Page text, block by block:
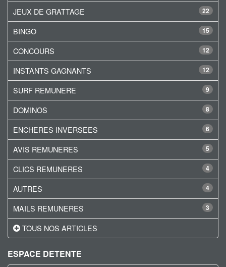
22
JEUX DE GRATTAGE
15
BINGO
12
CONCOURS
12
INSTANTS GAGNANTS
9
SURF REMUNERE
8
DOMINOS
6
ENCHERES INVERSEES
5
AVIS REMUNERES
4
CLICS REMUNERES
4
AUTRES
3
MAILS REMUNERES
TOUS NOS ARTICLES
ESPACE DETENTE